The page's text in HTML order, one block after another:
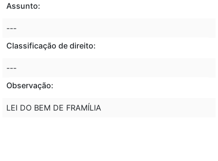
Assunto:
---
Classificação de direito:
---
Observação:
LEI DO BEM DE FRAMÍLIA